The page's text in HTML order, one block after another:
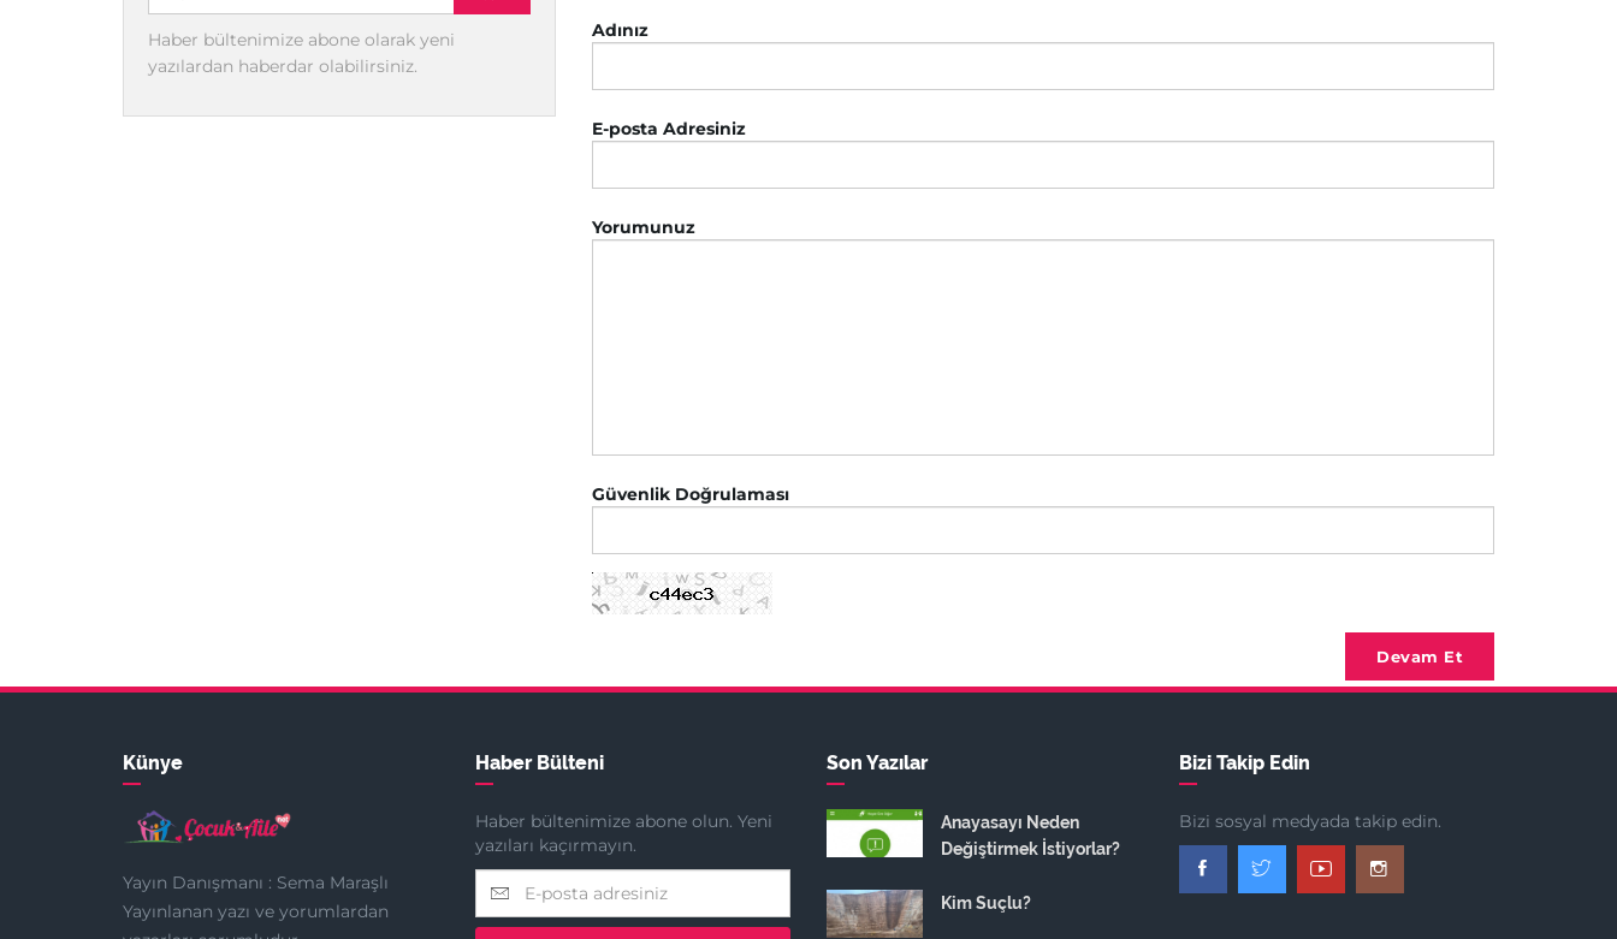
Haber bültenimize abone olarak yeni
yazılardan haberdar olabilirsiniz.
Adınız
E-posta Adresiniz
Yorumunuz
Güvenlik Doğrulaması
Devam Et
Künye
Yayın Danışmanı : Sema Maraşlı
Yayınlanan yazı ve yorumlardan
Haber Bülteni
Haber bültenimize abone olun. Yeni
yazıları kaçırmayın.
Son Yazılar
Anayasayı Neden
Değiştirmek İstiyorlar?
Kim Suçlu?
Bizi Takip Edin
Bizi sosyal medyada takip edin.